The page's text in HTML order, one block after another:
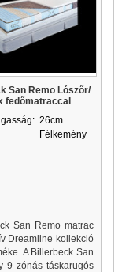
San Remo Lószőr/
fedőmatraccal
26cm
Félkemény
San Remo matrac
Dreamline kollekció
A Billerbeck San
9 zónás táskarugós